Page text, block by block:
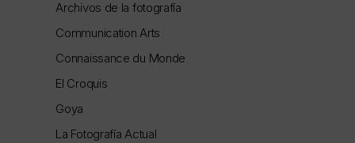
Archivos de la fotografía
Communication Arts
Connaissance du Monde
El Croquis
Goya
La Fotografía Actual